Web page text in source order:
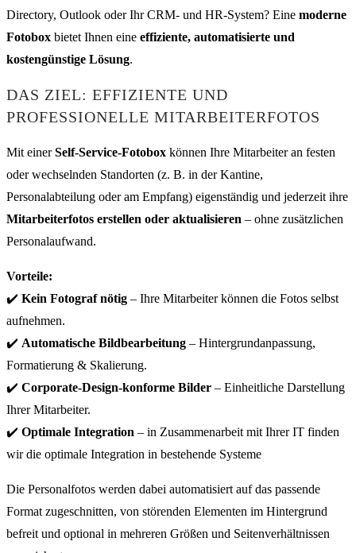
Directory, Outlook oder Ihr CRM- und HR-System? Eine moderne
Fotobox bietet Ihnen eine effiziente, automatisierte und
kostengünstige Lösung.
DAS ZIEL: EFFIZIENTE UND
PROFESSIONELLE MITARBEITERFOTOS
Mit einerSelf-Service-Fotobox können Ihre Mitarbeiter an festen
oder wechselnden Standorten (z. B. in der Kantine,
Personalabteilung oder am Empfang) eigenständig und jederzeit ihre
Mitarbeiterfotos erstellen oder aktualisieren – ohne zusätzlichen
Personalaufwand.
Vorteile:
✔️ Kein Fotograf nötig – Ihre Mitarbeiter können die Fotos selbst
aufnehmen.
✔️ Automatische Bildbearbeitung – Hintergrundanpassung,
Formatierung & Skalierung.
✔️ Corporate-Design-konforme Bilder – Einheitliche Darstellung
Ihrer Mitarbeiter.
✔️ Optimale Integration – in Zusammenarbeit mit Ihrer IT finden
wir die optimale Integration in bestehende Systeme
Die Personalfotos werden dabei automatisiert auf das passende
Format zugeschnitten, von störenden Elementen im Hintergrund
befreit und optional in mehreren Größen und Seitenverhältnissen